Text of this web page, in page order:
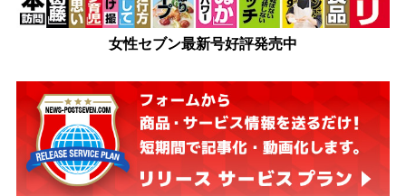
女性セブン最新号好評発売中